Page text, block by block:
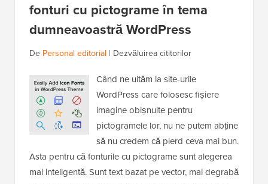
fonturi cu pictograme în tema
dumneavoastră WordPress
De Personal editorial | Dezvăluirea cititorilor
Când ne uităm la site-urile
WordPress care folosesc fișiere
imagine obișnuite pentru
pictogramele lor, nu ne putem abține
să nu credem că pierd ceva mai bun.
Asta pentru că fonturile cu pictograme sunt alegerea
mai inteligentă. Sunt text bazat pe vector, mai degrabă